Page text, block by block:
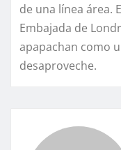
de una línea área.
Embajada de
apapachan como
desaproveche.